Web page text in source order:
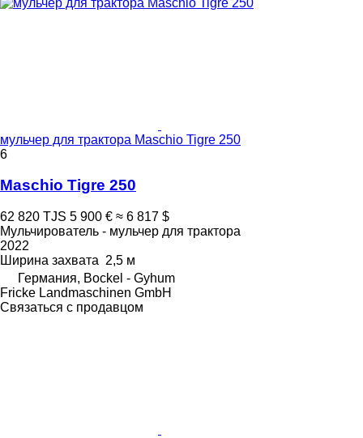
мульчер для трактора Maschio Tigre 250
6
Maschio Tigre 250
62 820 TJS 5 900 € ≈ 6 817 $
Мульчирователь - мульчер для трактора
2022
Ширина захвата 2,5 м
Германия, Bockel - Gyhum
Fricke Landmaschinen GmbH
Связаться с продавцом